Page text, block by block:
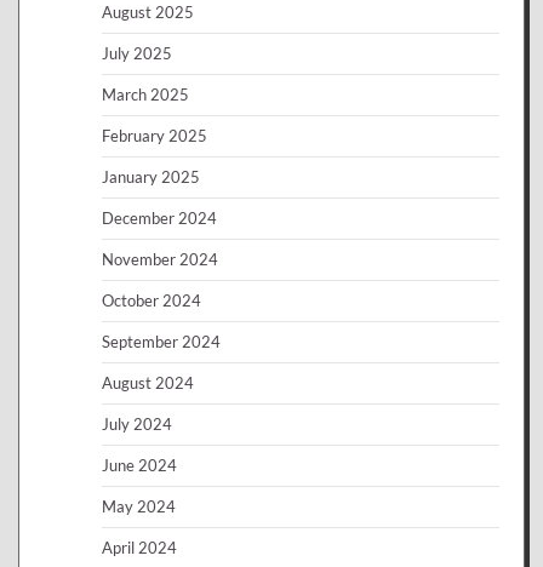
August 2025
July 2025
March 2025
February 2025
January 2025
December 2024
November 2024
October 2024
September 2024
August 2024
July 2024
June 2024
May 2024
April 2024